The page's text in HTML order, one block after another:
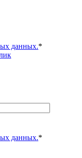
данных.*
данных.*